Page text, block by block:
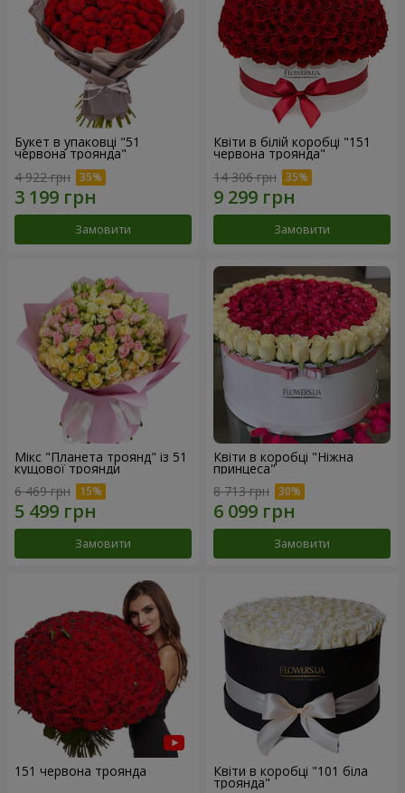
Букет в упаковці "51
червона троянда"
4 922 грн
Замовити
Квіти в білій коробці "151
червона троянда"
14 306 грн
Замовити
Мікс "Планета троянд" із 51
кущової троянди
6 469 грн
Замовити
Квіти в коробці "Ніжна
принцеса"
8 713 грн
Замовити
151 червона троянда Квіти в коробці "101 біла
троянда"